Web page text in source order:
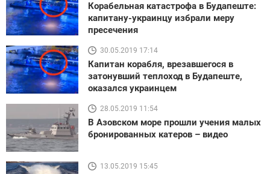
Корабельная катастрофа в Будапеште:
капитану-украинцу избрали меру
пресечения
30.05.2019 17:14
Капитан корабля, врезавшегося в
затонувший теплоход в Будапеште,
оказался украинцем
28.05.2019 11:54
В Азовском море прошли учения малых
бронированных катеров – видео
13.05.2019 15:45